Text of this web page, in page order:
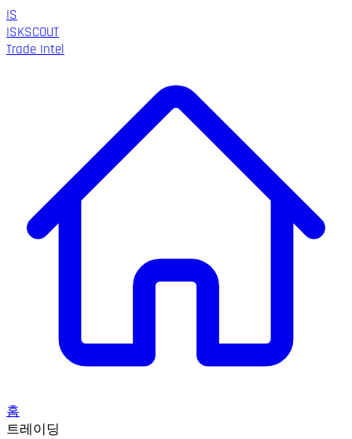
IS
ISKSCOUT
Trade Intel
홈
트레이딩